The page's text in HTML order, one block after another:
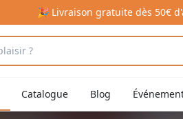
🎉 Livraison gratuite dès 50€
Catalogue Blog